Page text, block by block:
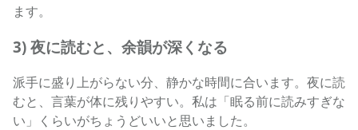
ます。
3) 夜に読むと、余韻が深くなる
派手に盛り上がらない分、静かな時間に合います。夜に読
むと、言葉が体に残りやすい。私は「眠る前に読みすぎな
い」くらいがちょうどいいと思いました。